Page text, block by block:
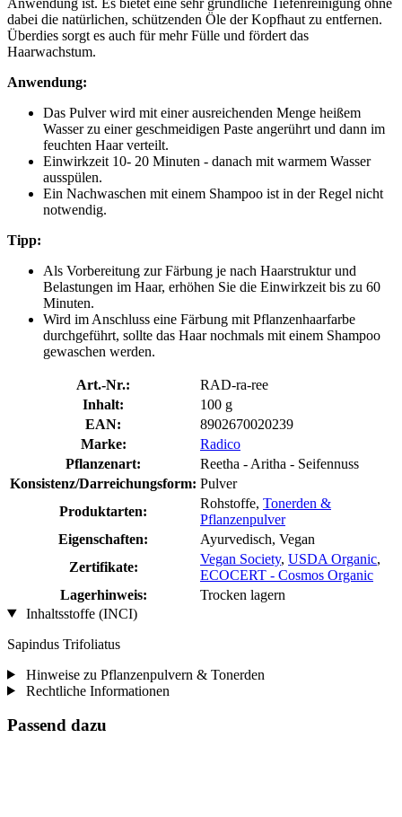
dabei die natürlichen, schützenden Öle der Kopfhaut zu entfernen.
Überdies sorgt es auch für mehr Fülle und fördert das
Haarwachstum.
Anwendung:
Das Pulver wird mit einer ausreichenden Menge heißem
Wasser zu einer geschmeidigen Paste angerührt und dann im
feuchten Haar verteilt.
Einwirkzeit 10- 20 Minuten - danach mit warmem Wasser
ausspülen.
Ein Nachwaschen mit einem Shampoo ist in der Regel nicht
notwendig.
Tipp:
Als Vorbereitung zur Färbung je nach Haarstruktur und
Belastungen im Haar, erhöhen Sie die Einwirkzeit bis zu 60
Minuten.
Wird im Anschluss eine Färbung mit Pflanzenhaarfarbe
durchgeführt, sollte das Haar nochmals mit einem Shampoo
gewaschen werden.
Art.-Nr.:
RAD-ra-ree
Inhalt:
100 g
EAN:
8902670020239
Marke:
Radico
Pflanzenart:
Reetha - Aritha - Seifennuss
Konsistenz/Darreichungsform: Pulver
Produktarten:
Rohstoffe, Tonerden &
Pflanzenpulver
Eigenschaften:
Ayurvedisch, Vegan
Zertifikate:
Vegan Society, USDA Organic,
ECOCERT - Cosmos Organic
Lagerhinweis:
Trocken lagern
Inhaltsstoffe (INCI)
Sapindus Trifoliatus
Hinweise zu Pflanzenpulvern & Tonerden
Rechtliche Informationen
Passend dazu